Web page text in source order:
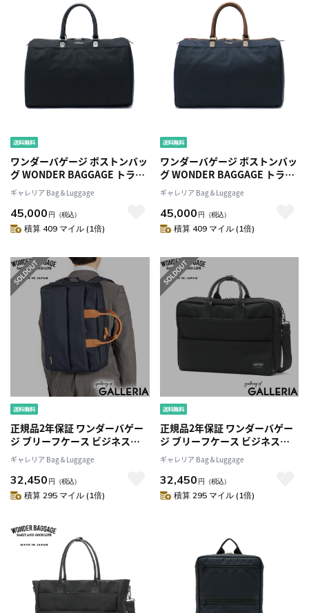
ワンダーバゲージ ボストンバッ
グ WONDER BAGGAGE トラベ
ルボストン GOODMANS
TRAVEL BOSTONグッドマンズ
カジュアル 旅行鞄 出張 メンズ
レディース WB-G-012
ギャレリア Bag＆Luggage
45,000 円 （税込）
積算 409 マイル (1倍)
ワンダーバゲージ ボストンバッ
グ WONDER BAGGAGE トラベ
ルボストン GOODMANS
TRAVEL BOSTONグッドマンズ
カジュアル 旅行鞄 出張 メンズ
レディース WB-G-012
ギャレリア Bag＆Luggage
45,000 円 （税込）
積算 409 マイル (1倍)
正規品2年保証 ワンダーバゲー
ジ ブリーフケース ビジネスバ
ッグ 3WAY メンズ ナイロン 自
立 WONDER BAGGAGE リュッ
ク 通勤 出張 軽量 A4 B4 ノート
PC 大容量 日本製 防水 WRバリ
ギャレリア Bag＆Luggage
32,450 円 （税込）
積算 295 マイル (1倍)
正規品2年保証 ワンダーバゲー
ジ ブリーフケース ビジネスバ
ッグ 3WAY メンズ ナイロン 自
立 WONDER BAGGAGE リュッ
ク 通勤 出張 軽量 A4 B4 ノート
PC 大容量 日本製 防水 WRバリ
ギャレリア Bag＆Luggage
32,450 円 （税込）
積算 295 マイル (1倍)